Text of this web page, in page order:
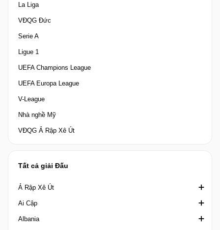
La Liga
VĐQG Đức
Serie A
Ligue 1
UEFA Champions League
UEFA Europa League
V-League
Nhà nghề Mỹ
VĐQG Ả Rập Xê Út
Tất cả giải Đấu
Ả Rập Xê Út
Crown Prince Cup Saudi Arabia
Division 1 Saudi Arabia
Ai Cập
Cúp quốc gia Ai Cập
Albania